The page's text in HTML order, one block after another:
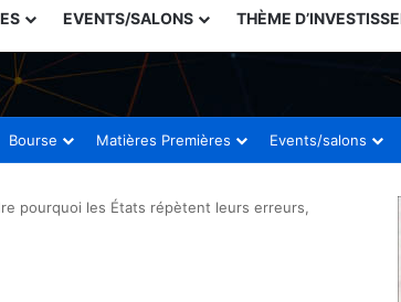
EVENTS/SALONS THÈME
Bourse Matières Premières Events/salons
pourquoi les États répètent leurs erreurs,